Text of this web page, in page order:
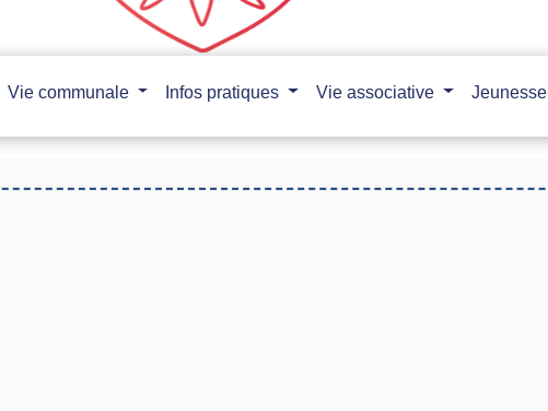
Vie communale Infos pratiques Vie associative Jeunesse